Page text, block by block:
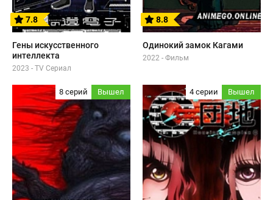
7.8
Гены искусственного
интеллекта
2023 - TV Сериал
8.8
Одинокий замок Кагами
2022 - Фильм
8 серий Вышел 4 серии Вышел